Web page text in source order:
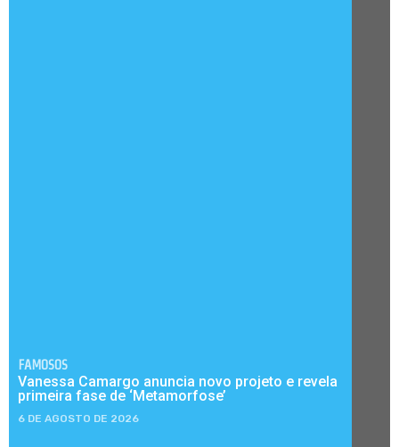
FAMOSOS
Vanessa Camargo anuncia novo projeto e revela
primeira fase de ‘Metamorfose’
6 DE AGOSTO DE 2026